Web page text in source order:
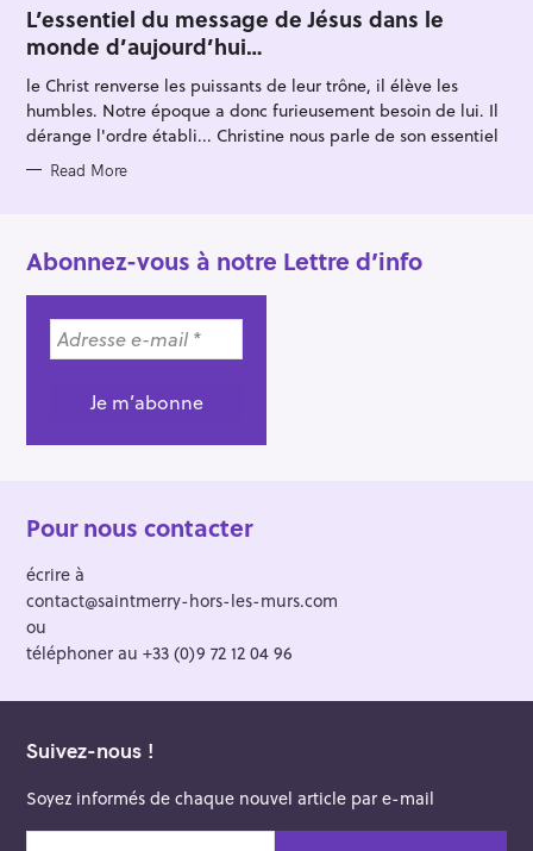
T
E
G
O
R
I
E
S
L’essentiel du message de Jésus dans le
monde d’aujourd’hui…
le Christ renverse les puissants de leur trône, il élève les
humbles. Notre époque a donc furieusement besoin de lui. Il
dérange l'ordre établi... Christine nous parle de son essentiel
Read More
Abonnez-vous à notre Lettre d’info
Pour nous contacter
écrire à
contact@saintmerry-hors-les-murs.com
ou
téléphoner au +33 (0)9 72 12 04 96
Suivez-nous !
Soyez informés de chaque nouvel article par e-mail